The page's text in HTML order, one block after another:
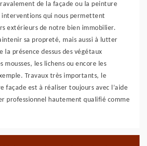
de la façade ou la peinture
interventions qui nous permettent
extérieurs de notre bien immobilier.
sa propreté, mais aussi à lutter
présence dessus des végétaux
mousses, les lichens ou encore les
Travaux très importants, le
façade est à réaliser toujours avec l’aide
professionnel hautement qualifié comme